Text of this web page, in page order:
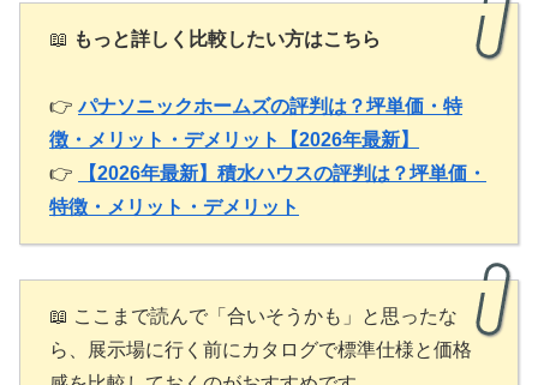
📖 もっと詳しく比較したい方はこちら
👉パナソニックホームズの評判は？坪単価・特
徴・メリット・デメリット【2026年最新】
👉
【2026年最新】積水ハウスの評判は？坪単価・
特徴・メリット・デメリット
📖 ここまで読んで「合いそうかも」と思ったな
ら、展示場に行く前にカタログで標準仕様と価格